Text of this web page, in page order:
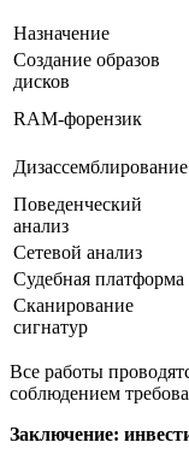
Назначение
Создание образов
дисков
RAM-форензик
Дизассемблирование
Поведенческий
анализ
Сетевой анализ
Судебная платформа
Сканирование
сигнатур
Все работы
соблюдением
Заключение: